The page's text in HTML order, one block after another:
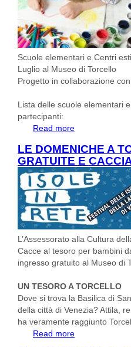
Scuole elementari e Centri
Luglio al Museo di Torcello
Progetto in collaborazione
Lista delle scuole elementari
partecipanti:
Read more
LE DOMENICHE A
GRATUITE E
L’Assessorato alla Cultura
Cacce al tesoro per bambini
ingresso gratuito al Museo di
UN TESORO A TORCELLO
Dove si trova la Basilica di
della città di Venezia? Attila,
ha veramente raggiunto
Read more